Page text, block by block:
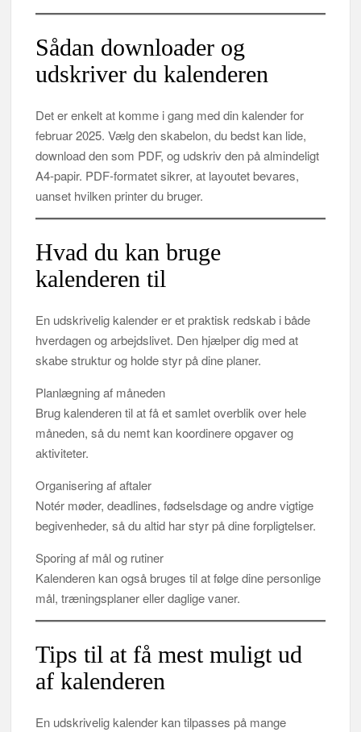
Sådan downloader og
udskriver du kalenderen
Det er enkelt at komme i gang med din kalender for
februar 2025. Vælg den skabelon, du bedst kan lide,
download den som PDF, og udskriv den på almindeligt
A4‑papir. PDF‑formatet sikrer, at layoutet bevares,
uanset hvilken printer du bruger.
Hvad du kan bruge
kalenderen til
En udskrivelig kalender er et praktisk redskab i både
hverdagen og arbejdslivet. Den hjælper dig med at
skabe struktur og holde styr på dine planer.
Planlægning af måneden
Brug kalenderen til at få et samlet overblik over hele
måneden, så du nemt kan koordinere opgaver og
aktiviteter.
Organisering af aftaler
Notér møder, deadlines, fødselsdage og andre vigtige
begivenheder, så du altid har styr på dine forpligtelser.
Sporing af mål og rutiner
Kalenderen kan også bruges til at følge dine personlige
mål, træningsplaner eller daglige vaner.
Tips til at få mest muligt ud
af kalenderen
En udskrivelig kalender kan tilpasses på mange